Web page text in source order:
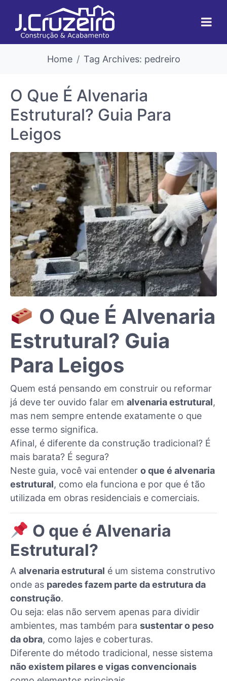
Home Tag Archives: pedreiro
O Que É Alvenaria
Estrutural? Guia Para
Leigos
O Que É Alvenaria
Estrutural? Guia
Para Leigos
Quem está pensando em construir ou reformar
já deve ter ouvido falar em alvenaria estrutural,
mas nem sempre entende exatamente o que
esse termo significa.
Afinal, é diferente da construção tradicional? É
mais barata? É segura?
Neste guia, você vai entender o que é alvenaria
estrutural, como ela funciona e por que é tão
utilizada em obras residenciais e comerciais.
O que é Alvenaria
Estrutural?
A alvenaria estrutural é um sistema construtivo
onde as paredes fazem parte da estrutura da
construção.
Ou seja: elas não servem apenas para dividir
ambientes, mas também para sustentar o peso
da obra, como lajes e coberturas.
Diferente do método tradicional, nesse sistema
não existem pilares e vigas convencionais